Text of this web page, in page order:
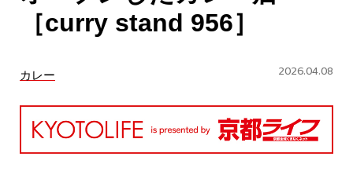
MAIN MENU
SERIES
［curry stand 956］
カレー 2026.04.08